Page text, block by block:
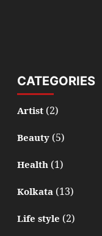
CATEGORIES
Artist(2)
Beauty(5)
Health(1)
Kolkata(13)
Life style (2)